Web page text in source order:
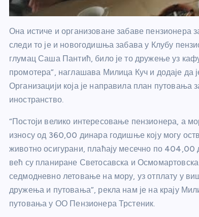
Она истиче и организоване забаве пензионера
следи то је и новогодишња забава у Клубу
глумац Саша Пантић, било је то дружење уз
промотера”, наглашава Милица Куч и додаје
Организацији која је направила план путовања
иностранство.
“Постоји велико интересовање пензионера, а
износу од 360,00 динара годишње коју могу
животно осигурани, плаћају месечно по
већ су планиране Светосавска и
седмодневно летовање на мору, уз отплату у
дружења и путовања”, рекла нам је на крају
путовања у ОО Пензионера Трстеник.